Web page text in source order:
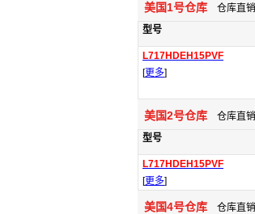
美国1号仓库 仓库直销
型号
L717HDEH15PVF
[更多]
美国2号仓库 仓库直销
型号
L717HDEH15PVF
[更多]
美国4号仓库 仓库直销